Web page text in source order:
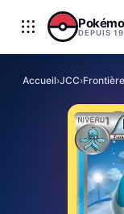
Aller au contenu
DEPUIS
Accueil›JCC›